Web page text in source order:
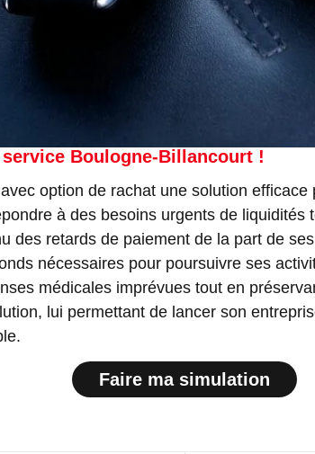
Boulogne-Billancourt !
option de rachat une solution
à des besoins urgents de
des retards de paiement de la part de
nécessaires pour poursuivre ses
médicales imprévues tout en
lui permettant de lancer son
Faire ma simulation